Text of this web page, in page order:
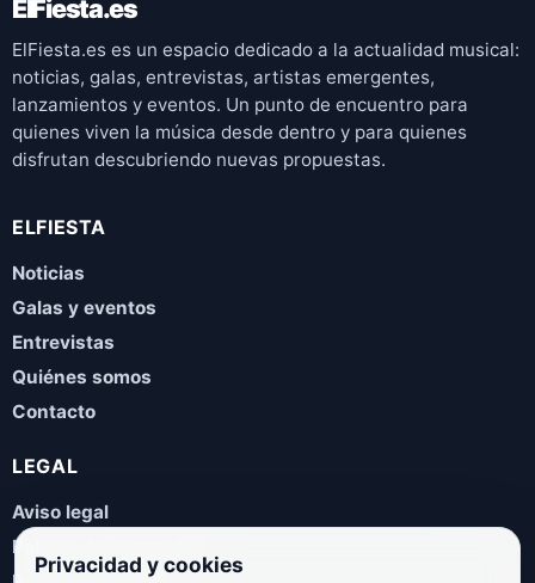
ElFiesta.es
ElFiesta.es es un espacio dedicado a la actualidad musical:
noticias, galas, entrevistas, artistas emergentes,
lanzamientos y eventos. Un punto de encuentro para
quienes viven la música desde dentro y para quienes
disfrutan descubriendo nuevas propuestas.
ELFIESTA
Noticias
Galas y eventos
Entrevistas
Quiénes somos
Contacto
LEGAL
Aviso legal
Política de privacidad
Privacidad y cookies